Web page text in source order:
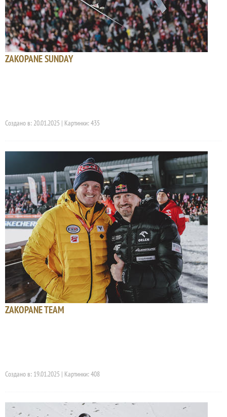
ZAKOPANE SUNDAY
Создано в: 20.01.2025 | Картинки: 435
ZAKOPANE TEAM
Создано в: 19.01.2025 | Картинки: 408